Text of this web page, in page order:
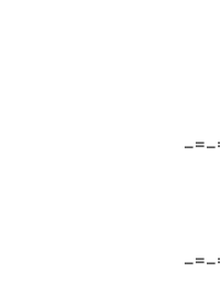
-=-
-=-